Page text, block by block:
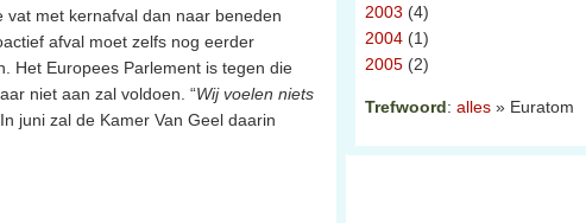
met kernafval dan naar beneden
afval moet zelfs nog eerder
Het Europees Parlement is tegen die
niet aan zal voldoen. “Wij voelen niets
juni zal de Kamer Van Geel daarin
2003 (4)
2004 (1)
2005 (2)
Trefwoord: alles » Euratom